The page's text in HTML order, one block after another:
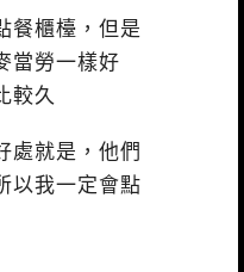
餐櫃檯，但是
當勞一樣好
較久
處就是，他們
以我一定會點